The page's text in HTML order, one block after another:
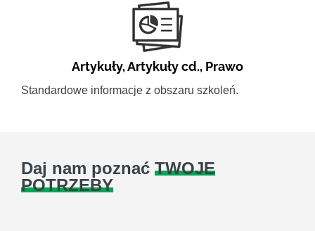
Artykuły,Artykuły cd., Prawo
Standardowe informacje z obszaru szkoleń.
Daj nam poznać TWOJE
POTRZEBY